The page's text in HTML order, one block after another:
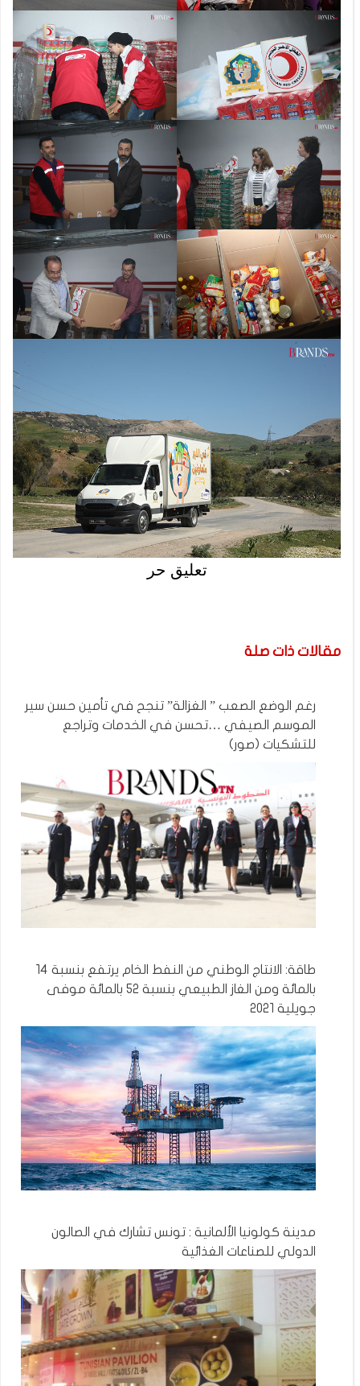
تعليق حر
مقالات ذات صلة
رغم الوضع الصعب ” الغزالة” تنجح في تأمين حسن سير
الموسم الصيفي …تحسن في الخدمات وتراجع
للتشكيات (صور)
طاقة: الانتاج الوطني من النفط الخام يرتفع بنسبة 14
بالمائة ومن الغاز الطبيعي بنسبة 52 بالمائة موفى
جويلية 2021
مدينة كولونيا الألمانية : تونس تشارك في الصالون
الدولي للصناعات الغذائية